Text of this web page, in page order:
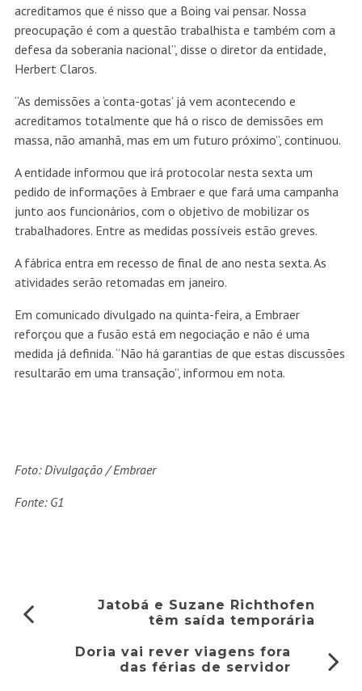
acreditamos que é nisso que a Boing vai pensar. Nossa
preocupação é com a questão trabalhista e também com a
defesa da soberania nacional”, disse o diretor da entidade,
Herbert Claros.
“As demissões a ‘conta-gotas’ já vem acontecendo e
acreditamos totalmente que há o risco de demissões em
massa, não amanhã, mas em um futuro próximo”, continuou.
A entidade informou que irá protocolar nesta sexta um
pedido de informações à Embraer e que fará uma campanha
junto aos funcionários, com o objetivo de mobilizar os
trabalhadores. Entre as medidas possíveis estão greves.
A fábrica entra em recesso de final de ano nesta sexta. As
atividades serão retomadas em janeiro.
Em comunicado divulgado na quinta-feira, a Embraer
reforçou que a fusão está em negociação e não é uma
medida já definida. “Não há garantias de que estas discussões
resultarão em uma transação”, informou em nota.
Foto: Divulgação / Embraer
Fonte: G1
Jatobá e Suzane Richthofen
têm saída temporária
Doria vai rever viagens fora
das férias de servidor